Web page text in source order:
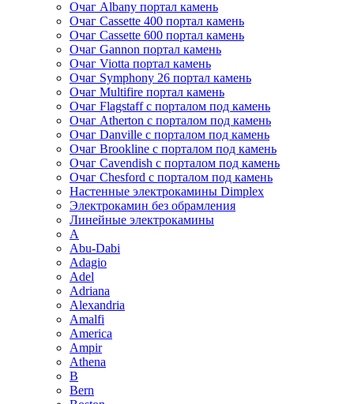
Очаг Albany портал камень
Очаг Cassette 400 портал камень
Очаг Cassette 600 портал камень
Очаг Gannon портал камень
Очаг Viotta портал камень
Очаг Symphony 26 портал камень
Очаг Multifire портал камень
Очаг Flagstaff с порталом под камень
Очаг Atherton с порталом под камень
Очаг Danville с порталом под камень
Очаг Brookline с порталом под камень
Очаг Cavendish с порталом под камень
Очаг Chesford с порталом под камень
Настенные электрокамины Dimplex
Электрокамин без обрамления
Линейные электрокамины
A
Abu-Dabi
Adagio
Adel
Adriana
Alexandria
Amalfi
America
Ampir
Athena
B
Bern